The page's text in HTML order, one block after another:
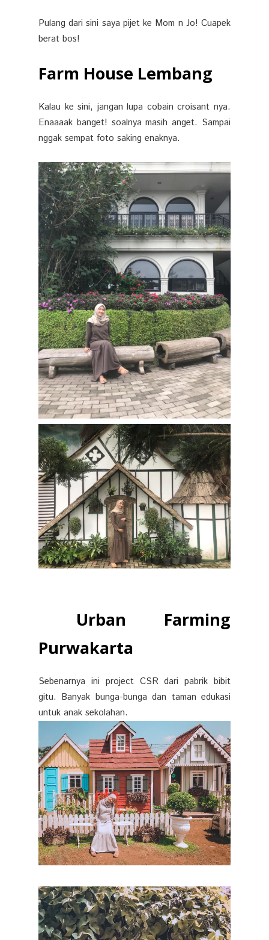
Pulang dari sini saya pijet ke Mom n Jo! Cuapek
berat bos!
Farm House Lembang
Kalau ke sini, jangan lupa cobain croisant nya.
Enaaaak banget! soalnya masih anget. Sampai
nggak sempat foto saking enaknya.
Urban Farming
Purwakarta
Sebenarnya ini project CSR dari pabrik bibit
gitu. Banyak bunga-bunga dan taman edukasi
untuk anak sekolahan.